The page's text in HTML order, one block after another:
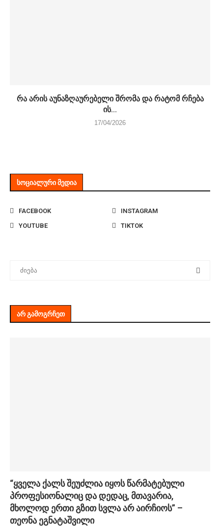
რა არის აუნაზღაურებელი შრომა და რატომ რჩება
ის...
17/04/2026
ᲡᲝᲪᲘᲐᲚᲣᲠᲘ ᲛᲔᲓᲘᲐ
FACEBOOK
INSTAGRAM
YOUTUBE
TIKTOK
ᲐᲠ ᲒᲐᲛᲝᲒᲠᲩᲔᲗ
“ყველა ქალს შეუძლია იყოს წარმატებული
პროფესიონალიც და დედაც, მთავარია,
მხოლოდ ერთი გზით სვლა არ აირჩიოს” –
თეონა ეგნატაშვილი